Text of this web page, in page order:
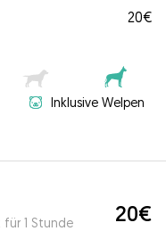
20€
Inklusive Welpen
1 Stunde 20€